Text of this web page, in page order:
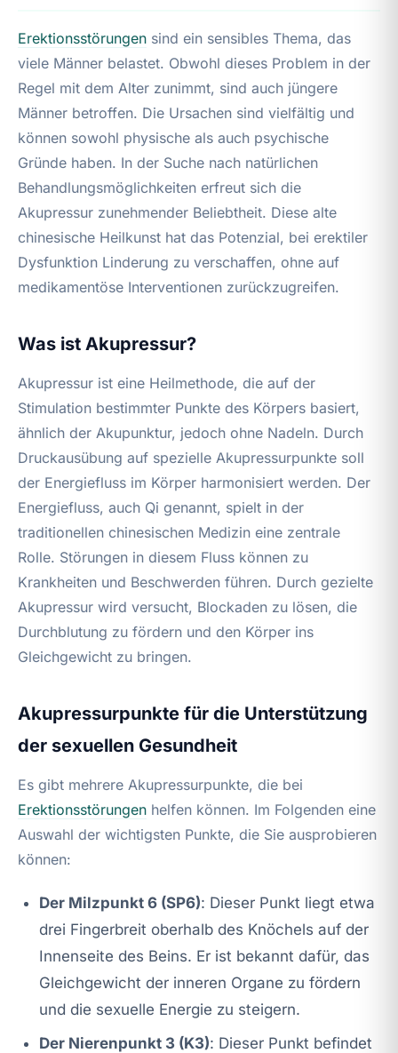
Erektionsstörungen sind ein sensibles Thema, das
viele Männer belastet. Obwohl dieses Problem in der
Regel mit dem Alter zunimmt, sind auch jüngere
Männer betroffen. Die Ursachen sind vielfältig und
können sowohl physische als auch psychische
Gründe haben. In der Suche nach natürlichen
Behandlungsmöglichkeiten erfreut sich die
Akupressur zunehmender Beliebtheit. Diese alte
chinesische Heilkunst hat das Potenzial, bei erektiler
Dysfunktion Linderung zu verschaffen, ohne auf
medikamentöse Interventionen zurückzugreifen.
Was ist Akupressur?
Akupressur ist eine Heilmethode, die auf der
Stimulation bestimmter Punkte des Körpers basiert,
ähnlich der Akupunktur, jedoch ohne Nadeln. Durch
Druckausübung auf spezielle Akupressurpunkte soll
der Energiefluss im Körper harmonisiert werden. Der
Energiefluss, auch Qi genannt, spielt in der
traditionellen chinesischen Medizin eine zentrale
Rolle. Störungen in diesem Fluss können zu
Krankheiten und Beschwerden führen. Durch gezielte
Akupressur wird versucht, Blockaden zu lösen, die
Durchblutung zu fördern und den Körper ins
Gleichgewicht zu bringen.
Akupressurpunkte für die Unterstützung
der sexuellen Gesundheit
Es gibt mehrere Akupressurpunkte, die bei
Erektionsstörungen helfen können. Im Folgenden eine
Auswahl der wichtigsten Punkte, die Sie ausprobieren
können:
Der Milzpunkt 6 (SP6): Dieser Punkt liegt etwa
drei Fingerbreit oberhalb des Knöchels auf der
Innenseite des Beins. Er ist bekannt dafür, das
Gleichgewicht der inneren Organe zu fördern
und die sexuelle Energie zu steigern.
Der Nierenpunkt 3 (K3): Dieser Punkt befindet